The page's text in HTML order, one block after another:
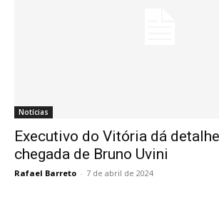
Notícias
Executivo do Vitória dá
chegada de Bruno Uvini
Rafael Barreto - 7 de abril de 2024